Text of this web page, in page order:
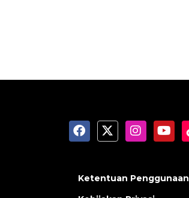
Ketentuan Penggunaan